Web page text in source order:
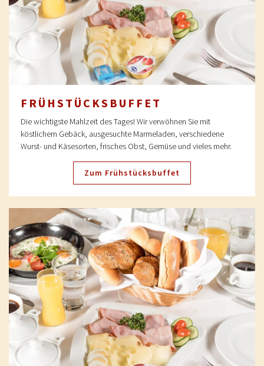
FRÜHSTÜCKS­BUFFET
Die wichtigste Mahlzeit des Tages! Wir verwöhnen Sie mit
köstlichem Gebäck, ausgesuchte Marmeladen, verschiedene
Wurst- und Käsesorten, frisches Obst, Gemüse und vieles mehr.
Zum Frühstücksbuffet